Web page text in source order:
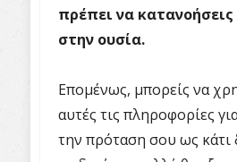
πρέπει να κατανοήσεις
στην ουσία.
Επομένως, μπορείς να
αυτές τις πληροφορίες
την πρόταση σου ως κάτι